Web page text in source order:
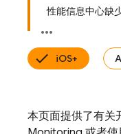
性能信息中心缺
iOS+
本页面提供了有关